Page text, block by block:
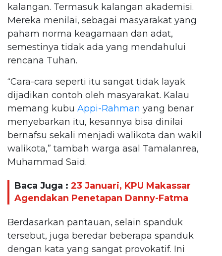
kalangan. Termasuk kalangan akademisi.
Mereka menilai, sebagai masyarakat yang
paham norma keagamaan dan adat,
semestinya tidak ada yang mendahului
rencana Tuhan.
“Cara-cara seperti itu sangat tidak layak
dijadikan contoh oleh masyarakat. Kalau
memang kubu Appi-Rahman yang benar
menyebarkan itu, kesannya bisa dinilai
bernafsu sekali menjadi walikota dan wakil
walikota,” tambah warga asal Tamalanrea,
Muhammad Said.
Baca Juga : 23 Januari, KPU Makassar
Agendakan Penetapan Danny-Fatma
Berdasarkan pantauan, selain spanduk
tersebut, juga beredar beberapa spanduk
dengan kata yang sangat provokatif. Ini